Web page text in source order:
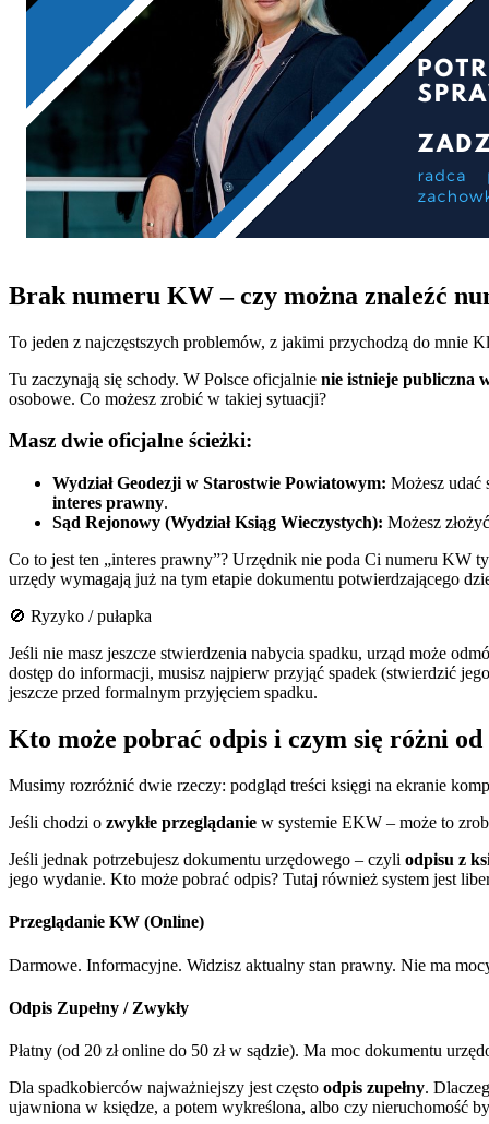
Brak numeru KW – czy można znaleźć
To jeden z najczęstszych problemów, z jakimi przychodzą do mnie
Tu zaczynają się schody. W Polsce oficjalnie nie istnieje publiczna
osobowe. Co możesz zrobić w takiej sytuacji?
Masz dwie oficjalne ścieżki:
Wydział Geodezji w Starostwie Powiatowym: Możesz udać
interes prawny.
Sąd Rejonowy (Wydział Ksiąg Wieczystych): Możesz
Co to jest ten „interes prawny”? Urzędnik nie poda Ci numeru KW
urzędy wymagają już na tym etapie dokumentu potwierdzającego
🚫 Ryzyko / pułapka
Jeśli nie masz jeszcze stwierdzenia nabycia spadku, urząd może
dostęp do informacji, musisz najpierw przyjąć spadek (stwierdzić
jeszcze przed formalnym przyjęciem spadku.
Kto może pobrać odpis i czym się różni
Musimy rozróżnić dwie rzeczy: podgląd treści księgi na ekranie
Jeśli chodzi o zwykłe przeglądanie w systemie EKW – może to
Jeśli jednak potrzebujesz dokumentu urzędowego – czyli odpisu z
jego wydanie. Kto może pobrać odpis? Tutaj również system jest
Przeglądanie KW (Online)
Darmowe. Informacyjne. Widzisz aktualny stan prawny. Nie ma
Odpis Zupełny / Zwykły
Płatny (od 20 zł online do 50 zł w sądzie). Ma moc dokumentu
Dla spadkobierców najważniejszy jest często odpis zupełny.
ujawniona w księdze, a potem wykreślona, albo czy nieruchomość